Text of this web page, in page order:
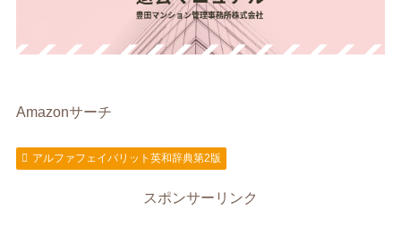
Amazonサーチ
アルファフェイバリット英和辞典第2版
スポンサーリンク